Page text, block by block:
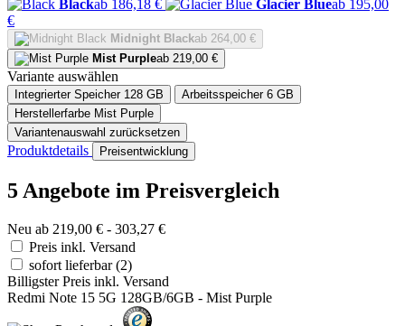
Blackab 186,18 € Glacier Blueab 195,00
€
Midnight Blackab 264,00 €
Mist Purpleab 219,00 €
Variante auswählen
Integrierter Speicher 128 GB Arbeitsspeicher 6 GB
Herstellerfarbe Mist Purple
Variantenauswahl zurücksetzen
Produktdetails Preisentwicklung
5 Angebote im Preisvergleich
Neu ab 219,00 € - 303,27 €
Preis inkl. Versand
sofort lieferbar(2)
Billigster Preis inkl. Versand
Redmi Note 15 5G 128GB/6GB - Mist Purple